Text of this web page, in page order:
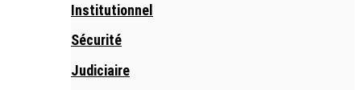
Institutionnel
Sécurité
Judiciaire